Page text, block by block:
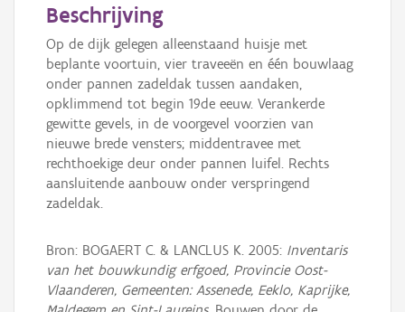
Beschrijving
Op de dijk gelegen alleenstaand huisje met
beplante voortuin, vier traveeën en één bouwlaag
onder pannen zadeldak tussen aandaken,
opklimmend tot begin 19de eeuw. Verankerde
gewitte gevels, in de voorgevel voorzien van
nieuwe brede vensters; middentravee met
rechthoekige deur onder pannen luifel. Rechts
aansluitende aanbouw onder verspringend
zadeldak.
Bron: BOGAERT C. & LANCLUS K. 2005: Inventaris
van het bouwkundig erfgoed, Provincie Oost-
Vlaanderen, Gemeenten: Assenede, Eeklo, Kaprijke,